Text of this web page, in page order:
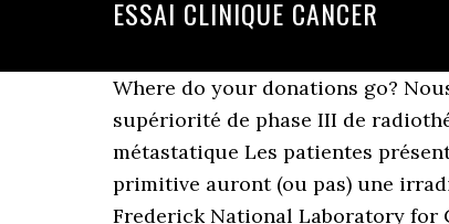
ESSAI CLINIQUE CANCER
Where do your donations go? Nous vous répondrons par courriel ou par téléphone si vous nous laissez vos coordonnées. Essai de supériorité de phase III de radiothérapie stéréotaxique pour les patientes atteintes de cancer du sein en première ligne métastatique Les patientes présentant des métastases de cancer du sein au diagnostic ou après le traitement de la maladie primitive auront (ou pas) une irradiation à visée curatrice de toutes ces métastases si leur nombre est inférieur ou égal à 5, avec Frederick National Laboratory for Cancer Research . Liste complète; Recherche; Vidéos pour les patients . Von Hoff DD, LoRusso PM, Rudin CM, et al. Organisme de bienfaisance enregistré : 118829803 RR 0001, Chimiothérapie et autres traitements médicamenteux, La chimiothérapie par voie orale à la maison, Sources d'information sur les médicaments, Prendre soin de soi lors de la radiothérapie, Effets secondaires de la greffe de cellules souches, Comprendre l'essai et le consentement éclairé, Décider de participer à un essai clinique, Inscrire votre enfant à un essai clinique, Prendre des antidouleurs en toute sécurité, Thérapies complémentaires contre la douleur, Choisir une thérapie complémentaire et un praticien, Pratiques de guérison traditionnelles autochtones, Remèdes traditionnels chinois à base de plantes médicinales, International Cancer Information Service Group, Ressources sur le cancer et la COVID-19 (coronavirus), Contactez-nous – Nous sommes là pour vous aider. Contactez dès à présent le Centre Lacassagne à Nice. Key Initiatives. Essais cliniques; Suivi; Questions/Réponses; Références; Cancer du poumon. Discover the members. Voir l'essai ... Médecin investigateur. Nous pouvons fournir des renseignements sur les soins et les services de soutien pour le cancer au Canada uniquement. A Phase 3 Randomized, Placebo-Controlled Trial of Carboplatin and Paclitaxel With or Without the PARP Inhibitor Veliparib (ABT-888) in HER2 Negative Metastatic or Locally Advanced Unresectable BRCA-Associated Breast Cancer. Annual Plan & Budget Proposal. This is "MI Day Lung Cancer - Pr L. Greillier - Essais cliniques en cancérologie : les patients en première ligne" by ATCG Partners on Vimeo,… Thérapie orale; Immunothérapie (professionnels) Lignes directrices : gestion des toxicités ; Guides d'administration et conseils aux patients ; Outils administratifs; ... note that prior chemotherapy for HCC or a different cancer is allowable; Prior radiotherapy to the region of the liver that would result in overlap of radiation therapy fields; Prior … Qu'est-ce qu'un essai clinique ?